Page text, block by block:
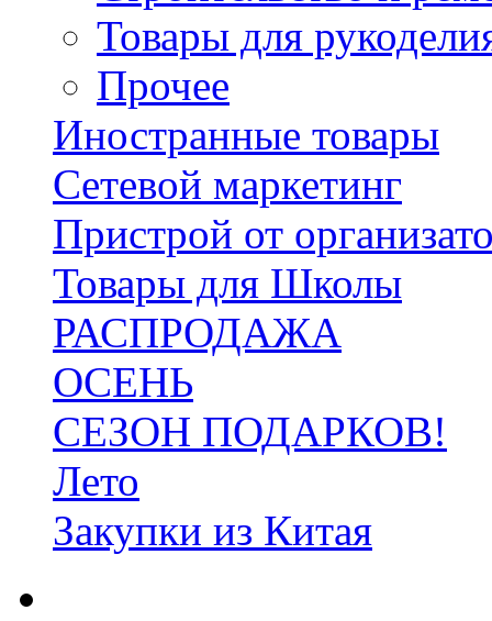
Товары для
Прочее
Иностранные товары
Сетевой маркетинг
Пристрой от
Товары для Школы
РАСПРОДАЖА
ОСЕНЬ
СЕЗОН ПОДАРКОВ!
Лето
Закупки из Китая